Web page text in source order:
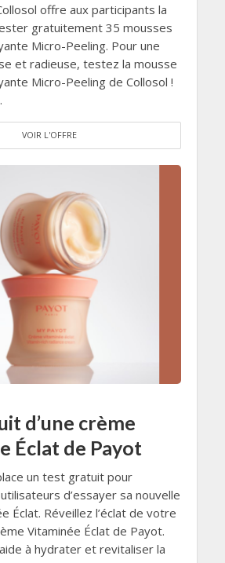
offre aux participants la
gratuitement 35 mousses
Micro-Peeling. Pour une
et radieuse, testez la mousse
Micro-Peeling de Collosol !
VOIR L'OFFRE
d’une crème
Éclat de Payot
un test gratuit pour
d’essayer sa nouvelle
Éclat. Réveillez l’éclat de votre
Vitaminée Éclat de Payot.
à hydrater et revitaliser la